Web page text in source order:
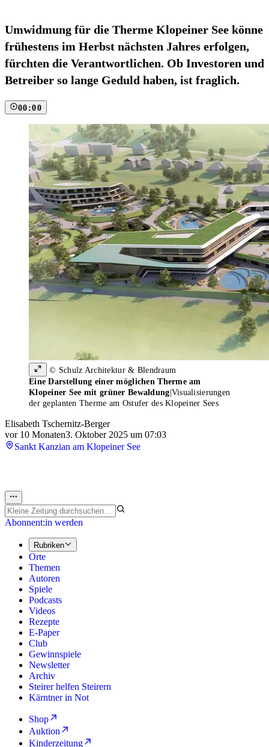
Umwidmung für die Therme Klopeiner See könne
frühestens im Herbst nächsten Jahres erfolgen,
fürchten die Verantwortlichen. Ob Investoren und
Betreiber so lange Geduld haben, ist fraglich.
00:00
© Schulz Architektur & Blendraum
Eine Darstellung einer möglichen Therme am
Klopeiner See mit grüner Bewaldung Visualisierungen
der geplanten Therme am Ostufer des Klopeiner Sees
Elisabeth Tschernitz-Berger
vor 10 Monaten3. Oktober 2025 um 07:03
Sankt Kanzian am Klopeiner See
Abonnent:in werden
Rubriken
Orte
Themen
Autoren
Spiele
Podcasts
Videos
Rezepte
E-Paper
Club
Gewinnspiele
Newsletter
Archiv
Steirer helfen Steirern
Kärntner in Not
Shop
Auktion
Kinderzeitung